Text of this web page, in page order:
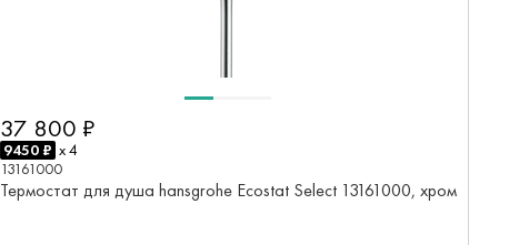
37 800 ₽
9450 ₽ x 4
13161000
Термостат для душа hansgrohe Ecostat Select 13161000, хром